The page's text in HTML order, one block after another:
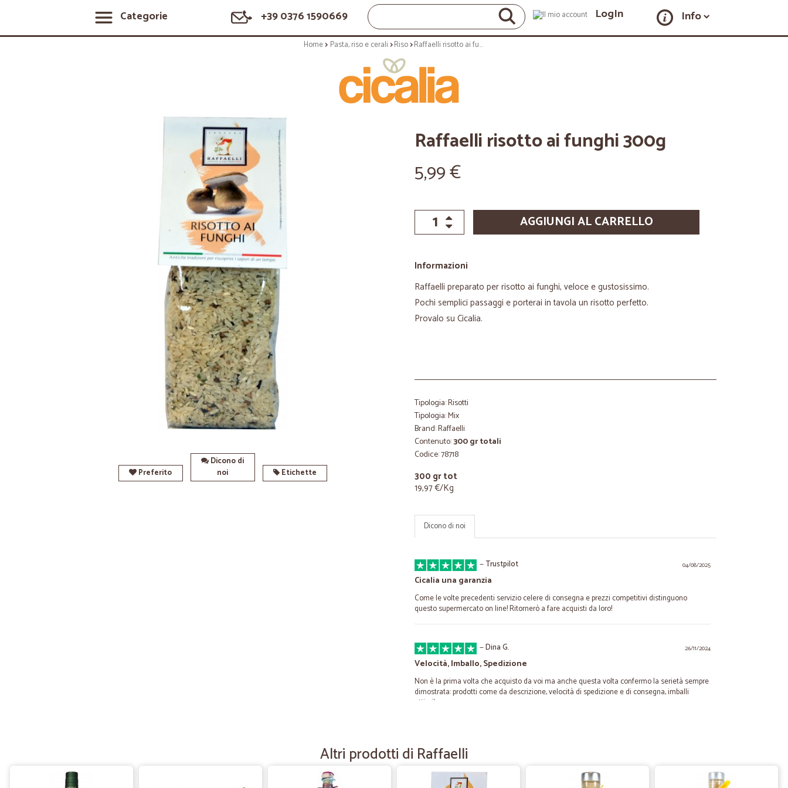
Categorie +39 0376 1590669 LogIn Info
Home Pasta, riso e cerali Riso Raffaelli risotto ai funghi 300g
Preferito
Dicono di
noi
Etichette
Raffaelli risotto ai funghi 300g
5,99 €
AGGIUNGI AL CARRELLO
Informazioni
Raffaelli preparato per risotto ai funghi, veloce e gustosissimo.
Pochi semplici passaggi e porterai in tavola un risotto perfetto.
Provalo su Cicalia.
Tipologia: Risotti
Tipologia: Mix
Brand: Raffaelli
Contenuto:300 gr totali
Codice: 78718
300 gr tot
19,97 €/Kg
Dicono di noi
04/08/2025
—Trustpilot
Cicalia una garanzia
Come le volte precedenti servizio celere di consegna e prezzi competitivi distinguono
questo supermercato on line! Ritornerò a fare acquisti da loro!
26/11/2024
—Dina G.
Velocità, Imballo, Spedizione
Non è la prima volta che acquisto da voi ma anche questa volta confermo la serietà sempre
dimostrata: prodotti come da descrizione, velocità di spedizione e di consegna, imballi
ottimi!
Ottimo supermercato on-line
Ottimo supermercato on-line, precisi e puntuali.
Altri prodotti di Raffaelli